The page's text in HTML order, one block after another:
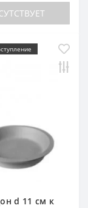
d 11 см к